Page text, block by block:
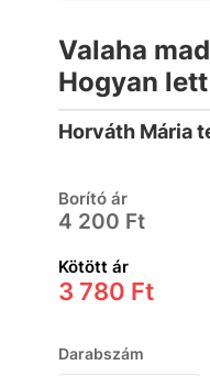
Valaha
Hogyan
kötet
Horváth Mária
Borító ár
4 200 Ft
Kötött ár
3 780 Ft
Darabszám